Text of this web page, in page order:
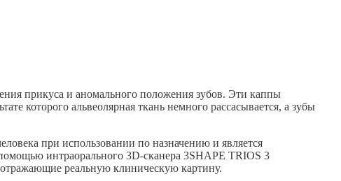
прикуса и аномального положения зубов. Эти каппы
которого альвеолярная ткань немного рассасывается, а зубы
при использовании по назначению и является
интраорального 3D-сканера 3SHAPE TRIOS 3
реальную клиническую картину.